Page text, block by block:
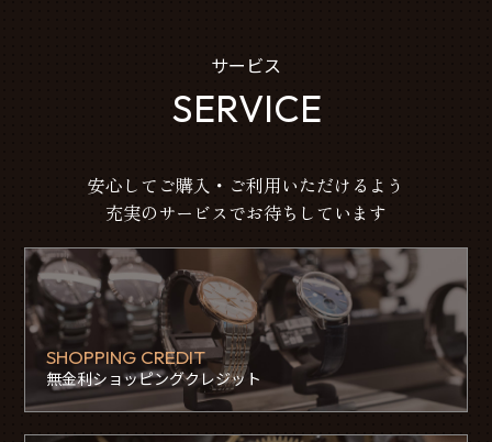
サービス
SERVICE
安心してご購入・ご利用いただけるよう
充実のサービスでお待ちしています
SHOPPING CREDIT
無金利ショッピングクレジット